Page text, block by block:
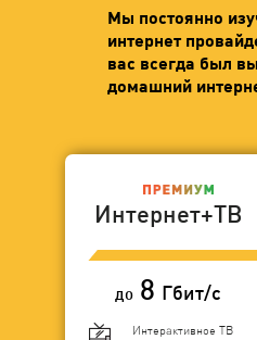
Мы постоянно
интернет
вас всегда был
домашний
Интернет+ТВ
до 8 Гбит/с
Интерактивное ТВ